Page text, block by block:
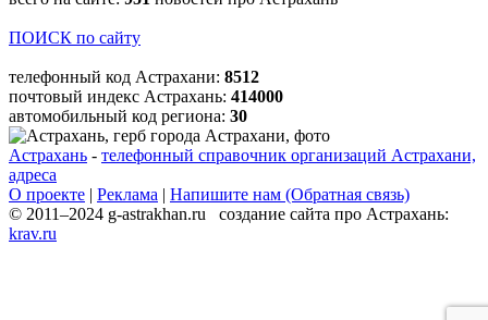
ПОИСК по сайту
телефонный код Астрахани: 8512
почтовый индекс Астрахань: 414000
автомобильный код региона: 30
Астрахань - телефонный справочник организаций Астрахани,
адреса
О проекте | Реклама | Напишите нам (Обратная связь)
© 2011–2024 g-astrakhan.ru создание сайта про Астрахань:
krav.ru